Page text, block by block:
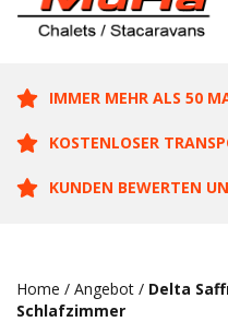
IMMER MEHR ALS 50
KOSTENLOSER
KUNDEN BEWERTEN
Home / Angebot / Delta
Schlafzimmer